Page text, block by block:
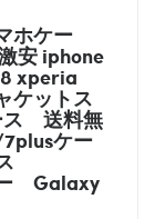
ホケー
安 iphone
xperia
ケットス
送料無
ケー
Galaxy